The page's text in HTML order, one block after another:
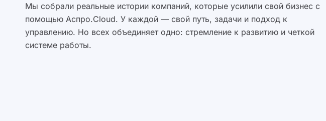
Мы собрали реальные истории компаний, которые усилили свой бизнес с
помощью Аспро.Cloud. У каждой — свой путь, задачи и подход к
управлению. Но всех объединяет одно: стремление к развитию и четкой
системе работы.